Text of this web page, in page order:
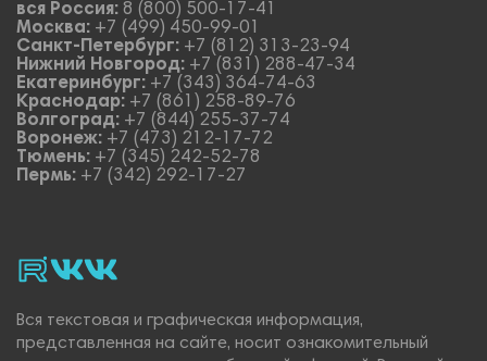
вся Россия: 8 (800) 500-17-41
Москва: +7 (499) 450-99-01
Санкт-Петербург: +7 (812) 313-23-94
Нижний Новгород: +7 (831) 288-47-34
Екатеринбург: +7 (343) 364-74-63
Краснодар: +7 (861) 258-89-76
Волгоград: +7 (844) 255-37-74
Воронеж: +7 (473) 212-17-72
Тюмень: +7 (345) 242-52-78
Пермь: +7 (342) 292-17-27
rutubevk_video.
Vk.
Вся текстовая и графическая информация,
представленная на сайте, носит ознакомительный